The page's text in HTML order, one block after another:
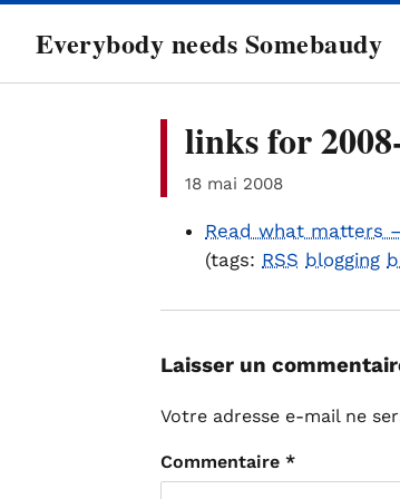
Everybody needs Somebaudy
links for
18 mai 2008
Read what matters
(tags: RSS blogging
Laisser un
Votre adresse e-mail ne
Commentaire *